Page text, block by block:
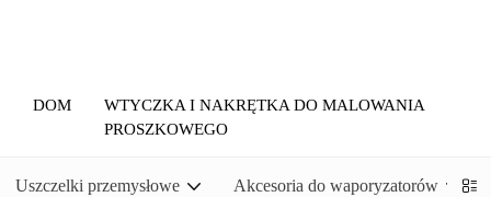
DOM
WTYCZKA I NAKRĘTKA DO MALOWANIA
PROSZKOWEGO
Uszczelki przemysłowe Akcesoria do waporyzatorów